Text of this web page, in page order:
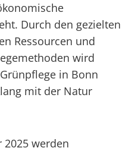
Durch den gezielten
Ressourcen und
wird
in Bonn
mit der Natur
2025 werden